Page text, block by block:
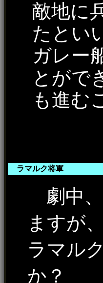
敵地に
たとい
ガレー
とがで
も進む
ラマルク将軍
劇中、
ますが、
ラマル
か？